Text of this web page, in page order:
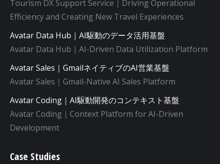
Tourism DX Support Service｜Driving Operational
Efficiency and Creating New Travel Experiences
Avatar Data Hub｜AI駆動のデータ活用基盤
Avatar Data Hub｜AI-Driven Data Utilization Platform
Avatar Sales｜GmailネイティブのAI営業基盤
Avatar Sales｜Gmail-Native AI Sales Platform
Avatar Coding｜AI駆動開発のコンテキスト基盤
Avatar Coding｜Context Platform for AI-Driven
Development
Case Studies